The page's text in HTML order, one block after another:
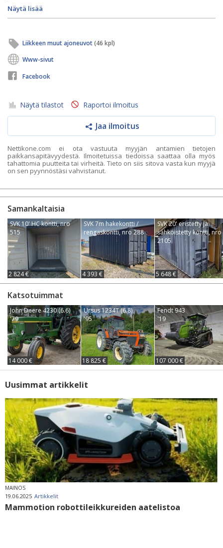
Näytä lisää
Liikkeen muut ajoneuvot(46 kpl)
Www-sivut
Facebook
Näytä tilastot Raportoi ilmoitus
Jaa ilmoitus
Nettikone.com ei ota vastuuta myyjän antamien tietojen
paikkansapitävyydestä. Ilmoitetuissa tiedoissa saattaa olla myös
tahattomia puutteita tai virheitä. Tieto on siis sitova vasta kun myyjä
on sen pyynnöstäsi vahvistanut.
Samankaltaisia
SVK 10' HC kontti, nro
515
2 824 €
SVK 7m hakekontti /
rengaskontti, nro 288
4 393 €
SVK 20' eristetty ja
sähköistetty kontti, nro
2105
5 648 €
Katsotuimmat
John Deere 4230 (6.6)
'79
14 000 €
Ursus 1234T (6.8)
'95
18 825 €
Fendt 943
'19
107 000 €
Uusimmat artikkelit
MAINOS
19.06.2025 Artikkelit
Mammotion robottileikkureiden aatelistoa